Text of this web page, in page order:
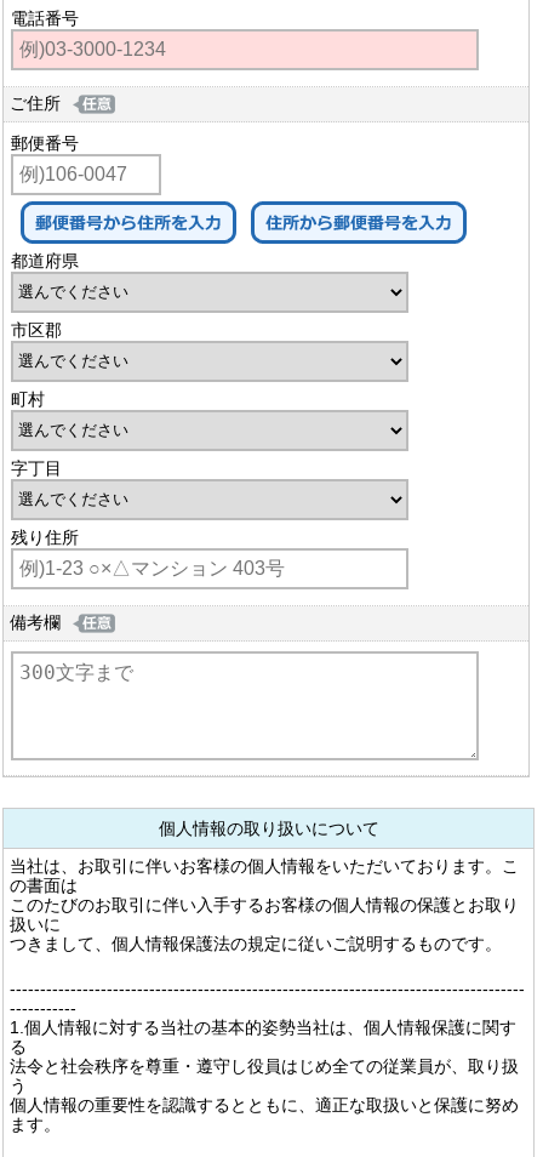
電話番号
ご住所
郵便番号
都道府県
市区郡
町村
字丁目
残り住所
備考欄
個人情報の取り扱いについて
当社は、お取引に伴いお客様の個人情報をいただいております。こ
の書面は
このたびのお取引に伴い入手するお客様の個人情報の保護とお取り
扱いに
つきまして、個人情報保護法の規定に従いご説明するものです。
-------------------------------------------------------------------------------------
-----------
1.個人情報に対する当社の基本的姿勢当社は、個人情報保護に関す
る
法令と社会秩序を尊重・遵守し役員はじめ全ての従業員が、取り扱
う
個人情報の重要性を認識するとともに、適正な取扱いと保護に努め
ます。